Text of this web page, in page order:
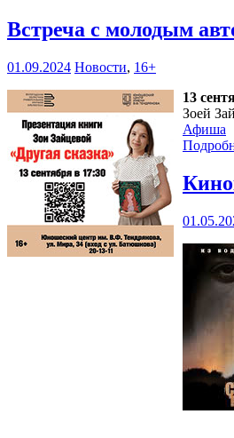
Встреча с молодым
01.09.2024 Новости, 16+
13
Зоей
Афиша